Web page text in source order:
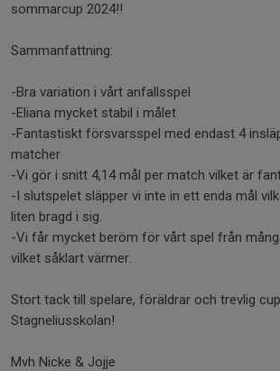
sommarcup 2024!!
Sammanfattning:
-Bra variation i vårt anfallsspel
-Eliana mycket stabil i målet
-Fantastiskt försvarsspel med endast 4
matcher
-Vi gör i snitt 4,14 mål per match vilket är
-I slutspelet släpper vi inte in ett enda mål
liten bragd i sig.
-Vi får mycket beröm för vårt spel från
vilket såklart värmer.
Stort tack till spelare, föräldrar och trevlig
Stagneliusskolan!
Mvh Nicke & Jojje